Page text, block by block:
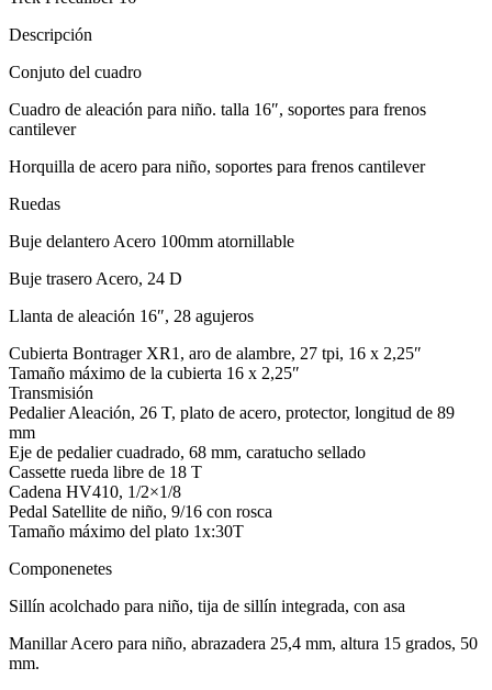
Descripción
Conjuto del cuadro
Cuadro de aleación para niño. talla 16″, soportes para frenos
cantilever
Horquilla de acero para niño, soportes para frenos cantilever
Ruedas
Buje delantero Acero 100mm atornillable
Buje trasero Acero, 24 D
Llanta de aleación 16″, 28 agujeros
Cubierta Bontrager XR1, aro de alambre, 27 tpi, 16 x 2,25″
Tamaño máximo de la cubierta 16 x 2,25″
Transmisión
Pedalier Aleación, 26 T, plato de acero, protector, longitud de 89
mm
Eje de pedalier cuadrado, 68 mm, caratucho sellado
Cassette rueda libre de 18 T
Cadena HV410, 1/2×1/8
Pedal Satellite de niño, 9/16 con rosca
Tamaño máximo del plato 1x:30T
Componenetes
Sillín acolchado para niño, tija de sillín integrada, con asa
Manillar Acero para niño, abrazadera 25,4 mm, altura 15 grados, 50
mm.